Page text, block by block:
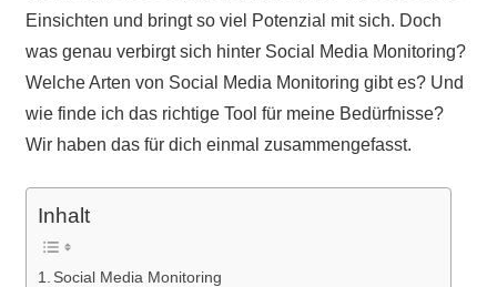
Einsichten und bringt so viel Potenzial mit sich. Doch
was genau verbirgt sich hinter Social Media Monitoring?
Welche Arten von Social Media Monitoring gibt es? Und
wie finde ich das richtige Tool für meine Bedürfnisse?
Wir haben das für dich einmal zusammengefasst.
Inhalt
Social Media Monitoring